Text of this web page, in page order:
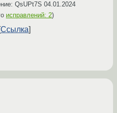
QsUPt7S 04.01.2024
исправлений: 2)
Ссылка